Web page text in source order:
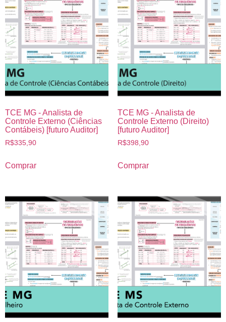
TCE MG - Analista de
Controle Externo (Ciências
Contábeis) [futuro Auditor]
R$335,90
Comprar
TCE MG - Analista de
Controle Externo (Direito)
[futuro Auditor]
R$398,90
Comprar